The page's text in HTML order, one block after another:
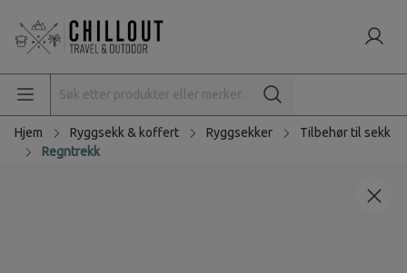
Hjem Ryggsekk & koffert Ryggsekker
Tilbehør til sekk
Regntrekk